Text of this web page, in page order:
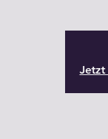
Jetzt